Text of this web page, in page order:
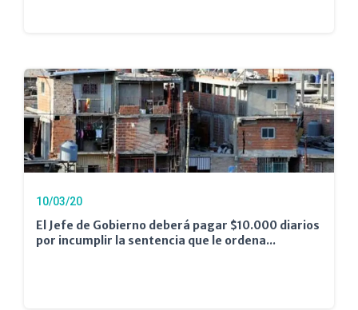
10/03/20
El Jefe de Gobierno deberá pagar $10.000 diarios
por incumplir la sentencia que le ordena...